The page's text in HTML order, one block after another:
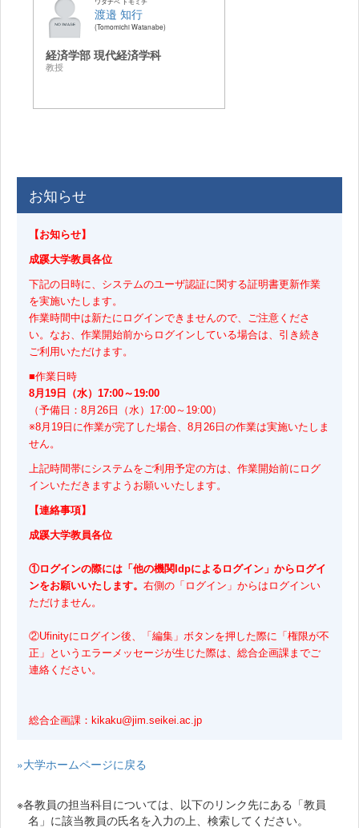
渡邉 知行
Tomomichi Watanabe
経済学部 現代経済学科
教授
お知らせ
【お知らせ】
成蹊大学教員各位
下記の日時に、システムのユーザ認証に関する証明書更新作業
を実施いたします。
作業時間中は新たにログインできませんので、ご注意くださ
い。なお、作業開始前からログインしている場合は、引き続き
ご利用いただけます。
■作業日時
8月19日（水）17:00～19:00
（予備日：8月26日（水）17:00～19:00）
※8月19日に作業が完了した場合、8月26日の作業は実施いたしま
せん。
上記時間帯にシステムをご利用予定の方は、作業開始前にログ
インいただきますようお願いいたします。
【連絡事項】
成蹊大学教員各位
①ログインの際には「他の機関Idpによるログイン」からログイ
ンをお願いいたします。 右側の「ログイン」からはログインい
ただけません。
②Ufinityにログイン後、「編集」ボタンを押した際に「権限が不
正」というエラーメッセージが生じた際は、総合企画課までご
連絡ください。
総合企画課：kikaku@jim.seikei.ac.jp
»大学ホームページに戻る
※各教員の担当科目については、以下のリンク先にある「教員
名」に該当教員の氏名を入力の上、検索してください。